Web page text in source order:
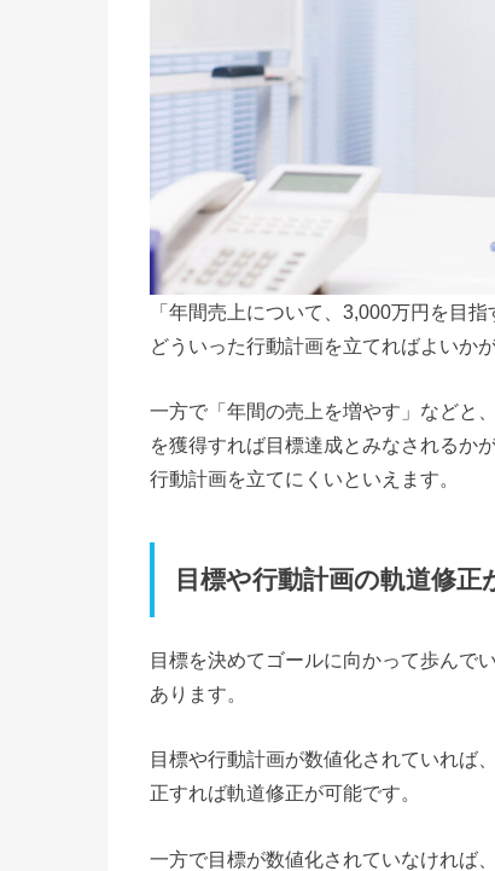
「年間売上について、3,000万円を目
どういった行動計画を立てればよいか
一方で「年間の売上を増やす」などと
を獲得すれば目標達成とみなされるか
行動計画を立てにくいといえます。
目標や行動計画の軌道修
目標を決めてゴールに向かって歩んで
あります。
目標や行動計画が数値化されていれば
正すれば軌道修正が可能です。
一方で目標が数値化されていなければ